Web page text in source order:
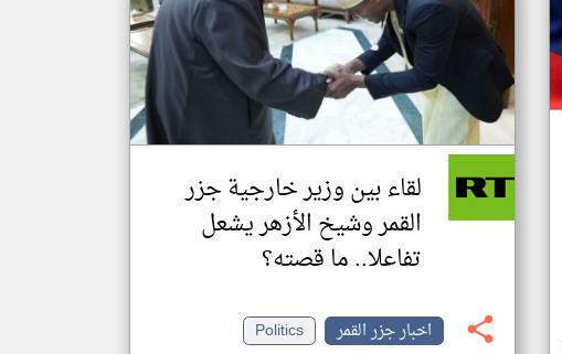
لقاء بين وزير خارجية جزر
القمر وشيخ الأزهر يشعل
تفاعلا.. ما قصته؟
اخبار جزر القمر
Politics